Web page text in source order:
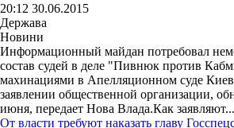
20:12 30.06.2015
Держава
Новини
Информационный майдан потребовал
состав судей в деле "Пивнюк против
махинациями в Апелляционном суде
заявлении общественной организации,
июня, передает Нова Влада.Как заявляют...
От власти требуют наказать главу